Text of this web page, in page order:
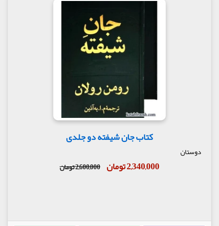
کتاب جان شیفته دو جلدی
دوستان
2,340,000 تومان 2,600,000 تومان